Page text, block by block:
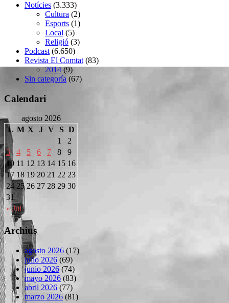
Notícies (3.333)
Cultura (2)
Esports (1)
Local (5)
Religió (3)
Podcast (6.650)
Revista El Comtat (83)
2014(9)
Sin categoría (67)
Calendari
agosto 2026
L M X J V S D
« Jul
1
2
3
4 5 6 7 8
9
10 11 12 13 14 15 16
17 18 19 20 21 22 23
24 25 26 27 28 29 30
31
Archius
agosto 2026 (17)
julio 2026 (69)
junio 2026 (74)
mayo 2026 (83)
abril 2026 (77)
marzo 2026 (81)